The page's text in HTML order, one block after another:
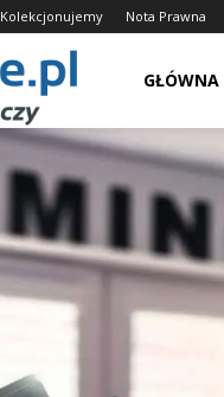
Kolekcjonujemy Nota Prawna
Grywalnie.pl
–
Świątynia
GŁÓWNA